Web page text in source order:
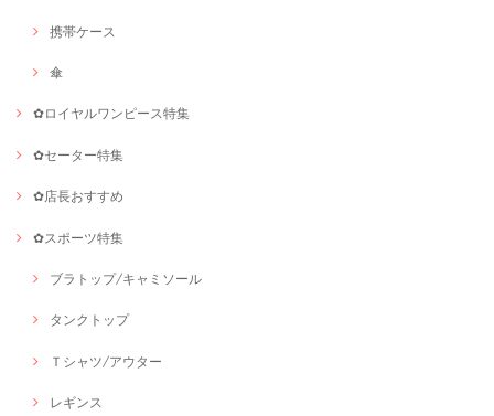
携帯ケース
傘
✿ロイヤルワンピース特集
✿セーター特集
✿店長おすすめ
✿スポーツ特集
ブラトップ/キャミソール
タンクトップ
Ｔシャツ/アウター
レギンス